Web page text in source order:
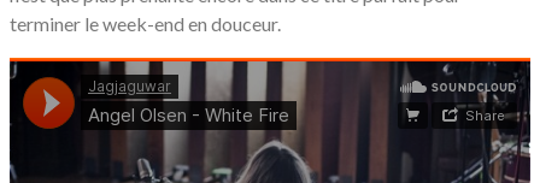
terminer le week-end en douceur.